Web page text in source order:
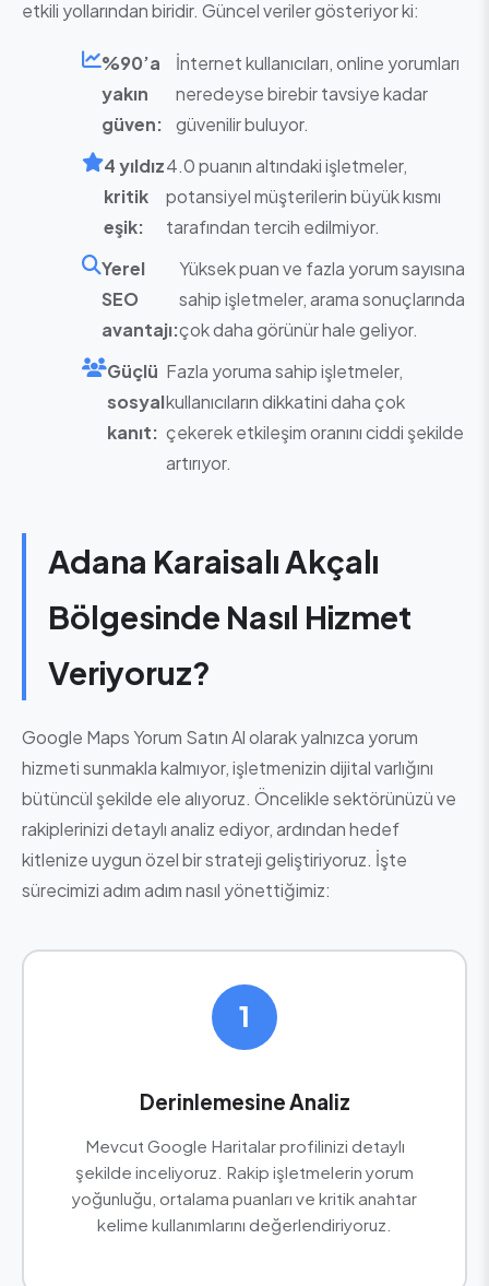
etkili yollarından biridir. Güncel veriler gösteriyor ki:
%90’a
yakın
güven:
İnternet kullanıcıları, online yorumları
neredeyse birebir tavsiye kadar
güvenilir buluyor.
4 yıldız
kritik
eşik:
4.0 puanın altındaki işletmeler,
potansiyel müşterilerin büyük kısmı
tarafından tercih edilmiyor.
Yerel
SEO
avantajı:
Yüksek puan ve fazla yorum sayısına
sahip işletmeler, arama sonuçlarında
çok daha görünür hale geliyor.
Güçlü
sosyal
kanıt:
Fazla yoruma sahip işletmeler,
kullanıcıların dikkatini daha çok
çekerek etkileşim oranını ciddi şekilde
artırıyor.
Adana Karaisalı Akçalı
Bölgesinde Nasıl Hizmet
Veriyoruz?
Google Maps Yorum Satın Al olarak yalnızca yorum
hizmeti sunmakla kalmıyor, işletmenizin dijital varlığını
bütüncül şekilde ele alıyoruz. Öncelikle sektörünüzü ve
rakiplerinizi detaylı analiz ediyor, ardından hedef
kitlenize uygun özel bir strateji geliştiriyoruz. İşte
sürecimizi adım adım nasıl yönettiğimiz:
1
Derinlemesine Analiz
Mevcut Google Haritalar profilinizi detaylı
şekilde inceliyoruz. Rakip işletmelerin yorum
yoğunluğu, ortalama puanları ve kritik anahtar
kelime kullanımlarını değerlendiriyoruz.